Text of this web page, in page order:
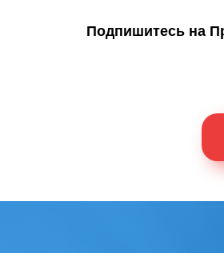
Подпишитесь на